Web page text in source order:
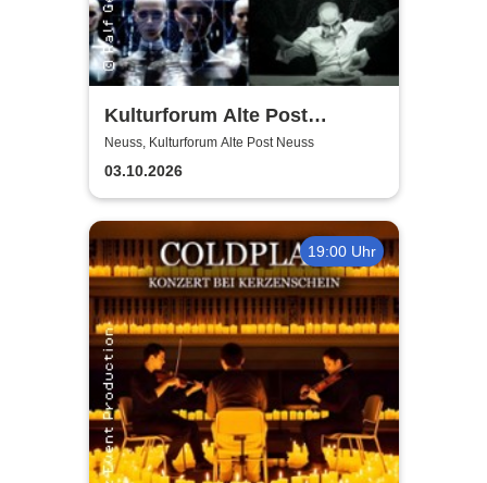
Kulturforum Alte Post
presents: Layers Respond
Neuss, Kulturforum Alte Post Neuss
03.10.2026
19:00 Uhr